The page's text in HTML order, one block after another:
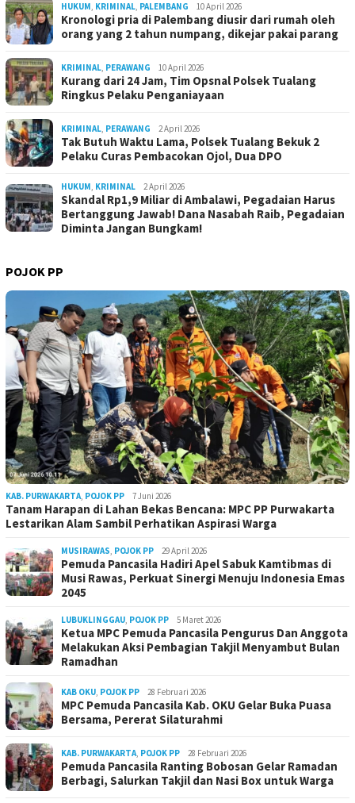
HUKUM, KRIMINAL, PALEMBANG 10 April 2026
Kronologi pria di Palembang diusir dari rumah oleh
orang yang 2 tahun numpang, dikejar pakai parang
KRIMINAL, PERAWANG 10 April 2026
Kurang dari 24 Jam, Tim Opsnal Polsek Tualang
Ringkus Pelaku Penganiayaan
KRIMINAL, PERAWANG 2 April 2026
Tak Butuh Waktu Lama, Polsek Tualang Bekuk 2
Pelaku Curas Pembacokan Ojol, Dua DPO
HUKUM, KRIMINAL 2 April 2026
Skandal Rp1,9 Miliar di Ambalawi, Pegadaian Harus
Bertanggung Jawab! Dana Nasabah Raib, Pegadaian
Diminta Jangan Bungkam!
POJOK PP
KAB. PURWAKARTA, POJOK PP 7 Juni 2026
Tanam Harapan di Lahan Bekas Bencana: MPC PP Purwakarta
Lestarikan Alam Sambil Perhatikan Aspirasi Warga
MUSIRAWAS, POJOK PP 29 April 2026
Pemuda Pancasila Hadiri Apel Sabuk Kamtibmas di
Musi Rawas, Perkuat Sinergi Menuju Indonesia Emas
2045
LUBUKLINGGAU, POJOK PP 5 Maret 2026
Ketua MPC Pemuda Pancasila Pengurus Dan Anggota
Melakukan Aksi Pembagian Takjil Menyambut Bulan
Ramadhan
KAB OKU, POJOK PP 28 Februari 2026
MPC Pemuda Pancasila Kab. OKU Gelar Buka Puasa
Bersama, Pererat Silaturahmi
KAB. PURWAKARTA, POJOK PP 28 Februari 2026
Pemuda Pancasila Ranting Bobosan Gelar Ramadan
Berbagi, Salurkan Takjil dan Nasi Box untuk Warga